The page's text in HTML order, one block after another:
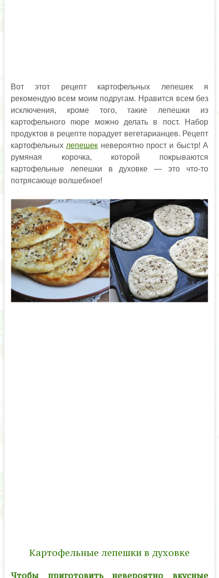
Вот этот рецепт картофельных лепешек я
рекомендую всем моим подругам. Нравится всем без
исключения, кроме того, такие лепешки из
картофельного пюре можно делать в пост. Набор
продуктов в рецепте порадует вегетарианцев. Рецепт
картофельных лепешек невероятно прост и быстр! А
румяная корочка, которой покрываются
картофельные лепешки в духовке — это что-то
потрясающе волшебное!
Картофельные лепешки в духовке
Чтобы приготовить невероятно вкусные